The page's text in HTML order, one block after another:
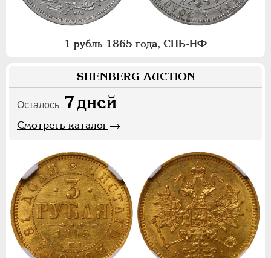
1 рубль 1865 года, СПБ-НФ
SHENBERG AUCTION
Осталось 7дней
Смотреть каталог